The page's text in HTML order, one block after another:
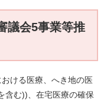
議会5事業等推
ける医療、へき地の医
含む))、在宅医療の確保